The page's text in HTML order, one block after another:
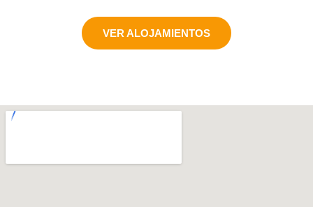
VER ALOJAMIENTOS